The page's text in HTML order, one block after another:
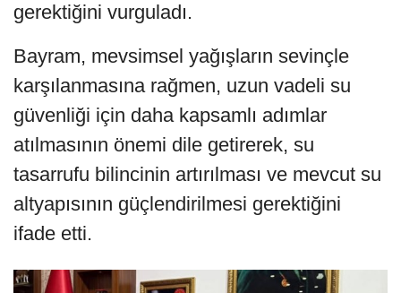
gerektiğini vurguladı.
Bayram, mevsimsel yağışların sevinçle
karşılanmasına rağmen, uzun vadeli su
güvenliği için daha kapsamlı adımlar
atılmasının önemi dile getirerek, su
tasarrufu bilincinin artırılması ve mevcut su
altyapısının güçlendirilmesi gerektiğini
ifade etti.